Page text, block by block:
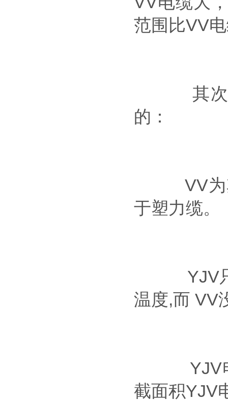
范围比VV
其次，
的：
VV为塑
于塑力缆。
YJV只是
温度,而 VV
YJV电缆
截面积YJV